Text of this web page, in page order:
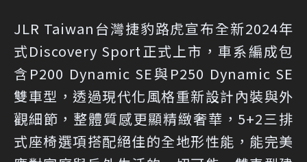
JLR Taiwan台灣捷豹路虎宣布全新2024年
式Discovery Sport正式上市，車系編成包
含P200 Dynamic SE與P250 Dynamic SE
雙車型，透過現代化風格重新設計內裝與外
觀細節，整體質感更顯精緻奢華，5+2三排
式座椅選項搭配絕佳的全地形性能，能完美